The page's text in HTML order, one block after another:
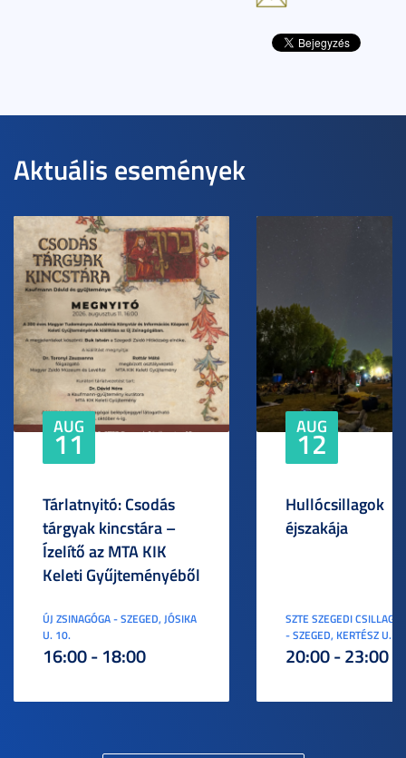
Aktuális események
AUG
11
Tárlatnyitó: Csodás
tárgyak kincstára –
Ízelítő az MTA KIK
Keleti Gyűjteményéből
ÚJ ZSINAGÓGA - SZEGED, JÓSIKA
U. 10.
16:00 - 18:00
AUG
12
Hullócsillagok
éjszakája
SZTE SZEGEDI
- SZEGED, KERTÉSZ U. 3.
20:00 - 23:00